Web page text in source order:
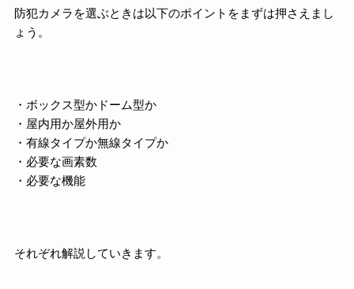
防犯カメラを選ぶときは以下のポイントをまずは押さえまし
ょう。
・ボックス型かドーム型か
・屋内用か屋外用か
・有線タイプか無線タイプか
・必要な画素数
・必要な機能
それぞれ解説していきます。